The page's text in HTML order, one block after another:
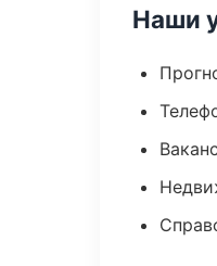
Наши